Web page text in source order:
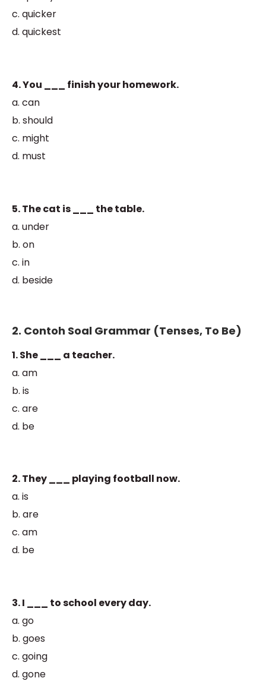
c. quicker
d. quickest
4. You ___ finish your homework.
a. can
b. should
c. might
d. must
5. The cat is ___ the table.
a. under
b. on
c. in
d. beside
2. Contoh Soal Grammar (Tenses, To Be)
1. She ___ a teacher.
a. am
b. is
c. are
d. be
2. They ___ playing football now.
a. is
b. are
c. am
d. be
3. I ___ to school every day.
a. go
b. goes
c. going
d. gone